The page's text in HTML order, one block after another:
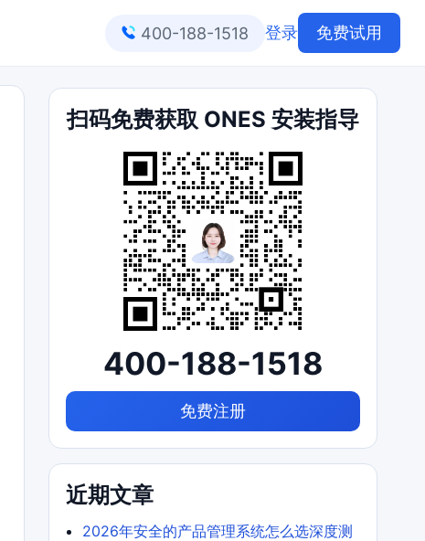
400-188-1518 登录 免费试用
扫码免费获取 ONES 安装指导
400-188-1518
免费注册
近期文章
2026年安全的产品管理系统怎么选深度测